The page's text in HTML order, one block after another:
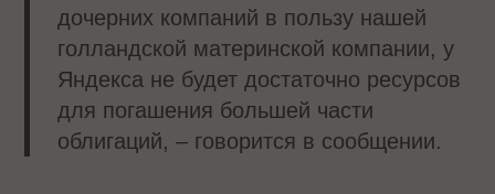
дочерних компаний в пользу нашей
голландской материнской компании, у
Яндекса не будет достаточно ресурсов
для погашения большей части
облигаций, – говорится в сообщении.